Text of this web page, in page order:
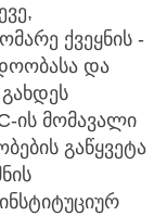
ქვეყნის -
და
ის მომავალი
გაწყვეტა